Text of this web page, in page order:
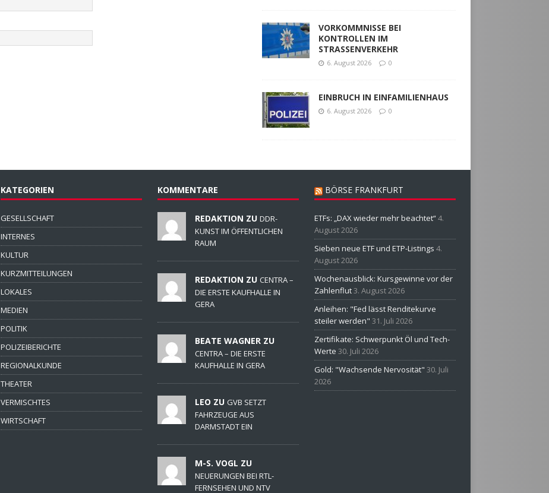
VORKOMMNISSE BEI
KONTROLLEN IM
STRASSENVERKEHR
6. August 2026 0
EINBRUCH IN EINFAMILIENHAUS
6. August 2026 0
KATEGORIEN
GESELLSCHAFT
INTERNES
KULTUR
KURZMITTEILUNGEN
LOKALES
MEDIEN
POLITIK
POLIZEIBERICHTE
REGIONALKUNDE
THEATER
VERMISCHTES
WIRTSCHAFT
KOMMENTARE
REDAKTION ZU DDR-
KUNST IM ÖFFENTLICHEN
RAUM
REDAKTION ZU CENTRA –
DIE ERSTE KAUFHALLE IN
GERA
BEATE WAGNER ZU
CENTRA – DIE ERSTE
KAUFHALLE IN GERA
LEO ZU GVB SETZT
FAHRZEUGE AUS
DARMSTADT EIN
M-S. VOGL ZU
NEUERUNGEN BEI RTL-
FERNSEHEN UND NTV
BÖRSE FRANKFURT
ETFs: „DAX wieder mehr beachtet“4.
August 2026
Sieben neue ETF und ETP-Listings 4.
August 2026
Wochenausblick: Kursgewinne vor der
Zahlenflut3. August 2026
Anleihen: "Fed lässt Renditekurve
steiler werden" 31. Juli 2026
Zertifikate: Schwerpunkt Öl und Tech-
Werte 30. Juli 2026
Gold: "Wachsende Nervosität" 30. Juli
2026